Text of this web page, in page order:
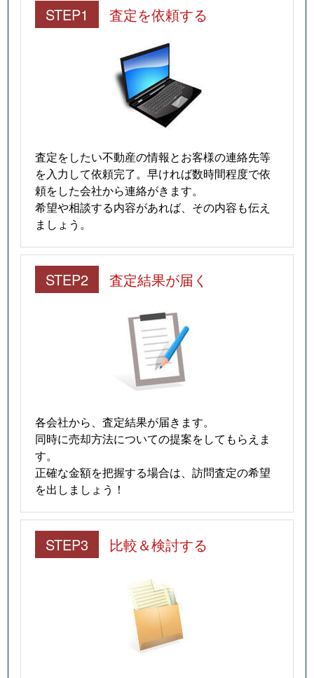
STEP1 査定を依頼する
査定をしたい不動産の情報とお客様の連絡先等
を入力して依頼完了。早ければ数時間程度で依
頼をした会社から連絡がきます。
希望や相談する内容があれば、その内容も伝え
ましょう。
STEP2 査定結果が届く
各会社から、査定結果が届きます。
同時に売却方法についての提案をしてもらえま
す。
正確な金額を把握する場合は、訪問査定の希望
を出しましょう！
STEP3 比較＆検討する